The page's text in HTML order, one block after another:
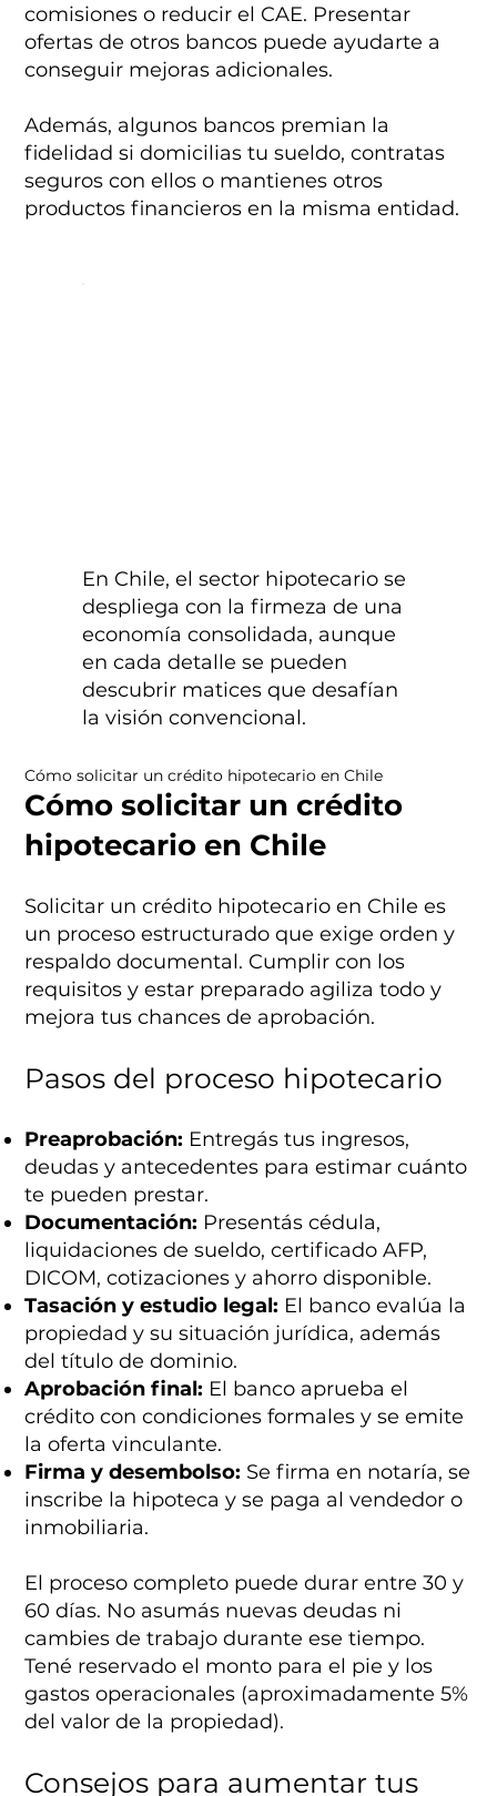
Cómo solicitar un crédito hipotecario en Chile
Cómo solicitar un crédito
hipotecario en Chile
Solicitar un crédito hipotecario en Chile es
un proceso estructurado que exige orden y
respaldo documental. Cumplir con los
requisitos y estar preparado agiliza todo y
mejora tus chances de aprobación.
Pasos del proceso hipotecario
Preaprobación: Entregás tus ingresos,
deudas y antecedentes para estimar cuánto
te pueden prestar.
Documentación: Presentás cédula,
liquidaciones de sueldo, certificado AFP,
DICOM, cotizaciones y ahorro disponible.
Tasación y estudio legal: El banco evalúa la
propiedad y su situación jurídica, además
del título de dominio.
Aprobación final: El banco aprueba el
crédito con condiciones formales y se emite
la oferta vinculante.
Firma y desembolso: Se firma en notaría, se
inscribe la hipoteca y se paga al vendedor o
inmobiliaria.
El proceso completo puede durar entre 30 y
60 días. No asumás nuevas deudas ni
cambies de trabajo durante ese tiempo.
Tené reservado el monto para el pie y los
gastos operacionales (aproximadamente 5%
del valor de la propiedad).
Consejos para aumentar tus
En Chile, el sector hipotecario se
despliega con la firmeza de una
economía consolidada, aunque
en cada detalle se pueden
descubrir matices que desafían
la visión convencional.
comisiones o reducir el CAE. Presentar
ofertas de otros bancos puede ayudarte a
conseguir mejoras adicionales.
Además, algunos bancos premian la
fidelidad si domicilias tu sueldo, contratas
seguros con ellos o mantienes otros
productos financieros en la misma entidad.